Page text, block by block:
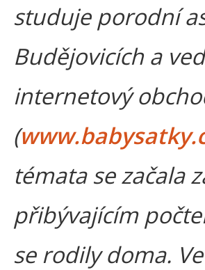
studuje porodní
Budějovicích a
internetový
(
témata se začala
přibývajícím
se rodily doma.